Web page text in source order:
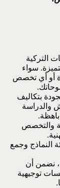
التركية
سواء
أو أي تخصص
بتكاليف
والدراسة
والتخصص
النماذج وجمع
نضمن أن
توجيهية